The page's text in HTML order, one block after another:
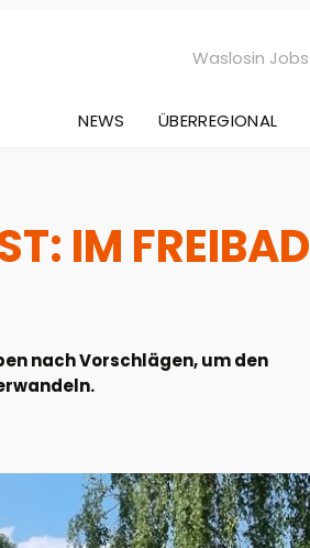
Waslosin Jobs
NEWS ÜBERREGIONAL
IM FREIBAD
nach Vorschlägen, um den